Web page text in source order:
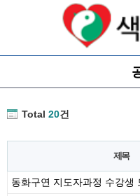
Total 20건
제목
동화구연 지도자과정 수강생